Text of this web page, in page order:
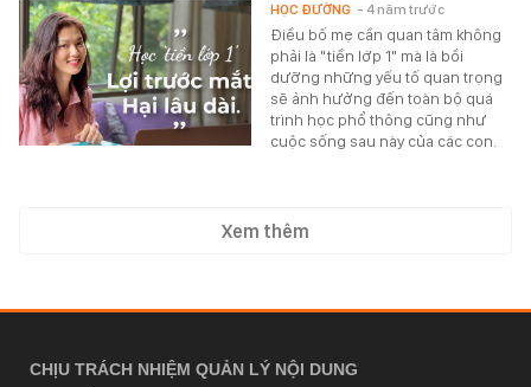
Điều bố mẹ cần quan tâm không
phải là "tiền lớp 1" mà là bồi
dưỡng những yếu tố quan trọng
sẽ ảnh hưởng đến toàn bộ quá
trình học phổ thông cũng như
cuộc sống sau này của các con.
HỌC ĐƯỜNG - 4 năm trước
Xem thêm
CHỊU TRÁCH NHIỆM QUẢN LÝ NỘI DUNG